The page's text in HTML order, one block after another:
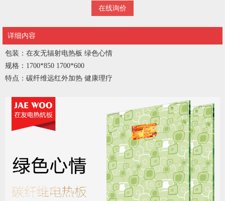
在线询价
详细内容
包装：在友无辐射电热板 绿色心情
规格：1700*850 1700*600
特点：碳纤维远红外加热 健康理疗